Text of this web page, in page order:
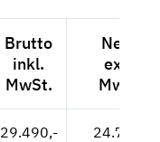
Brutto
inkl.
MwSt.
Netto
exkl.
MwSt.
29.490,-
24.782,-